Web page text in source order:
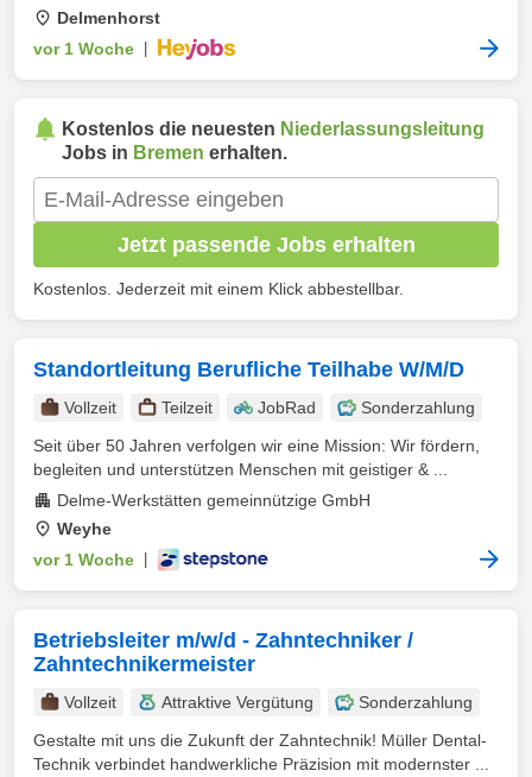
Delmenhorst
vor 1 Woche
Kostenlos die neuesten Niederlassungsleitung
Jobs in Bremen erhalten.
Jetzt passende Jobs erhalten
Kostenlos. Jederzeit mit einem Klick abbestellbar.
Standortleitung Berufliche Teilhabe W/M/D
Vollzeit Teilzeit JobRad
Sonderzahlung
Seit über 50 Jahren verfolgen wir eine Mission: Wir fördern,
begleiten und unterstützen Menschen mit geistiger & ...
Delme-Werkstätten gemeinnützige GmbH
Weyhe
vor 1 Woche
Betriebsleiter m/w/d - Zahntechniker /
Zahntechnikermeister
Vollzeit Attraktive Vergütung
Sonderzahlung
Gestalte mit uns die Zukunft der Zahntechnik! Müller Dental-
Technik verbindet handwerkliche Präzision mit modernster ...